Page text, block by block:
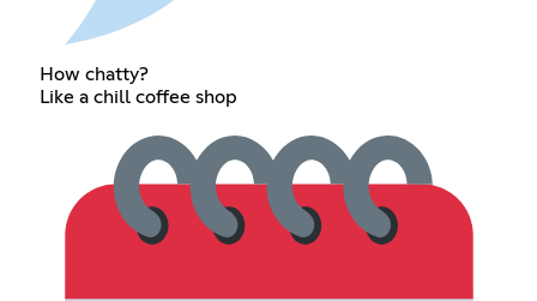
How chatty?
Like a chill coffee shop